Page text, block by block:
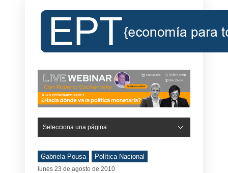
Selecciona una página:
Gabriela Pousa Política Nacional
lunes 23 de agosto de 2010